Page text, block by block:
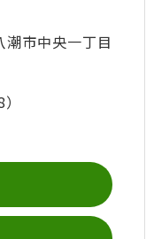
市中央一丁目